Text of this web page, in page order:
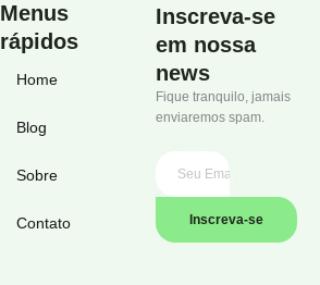
Menus
rápidos
Home
Blog
Sobre
Contato
Inscreva-se
em nossa
news
Fique tranquilo, jamais
enviaremos spam.
Inscreva-se